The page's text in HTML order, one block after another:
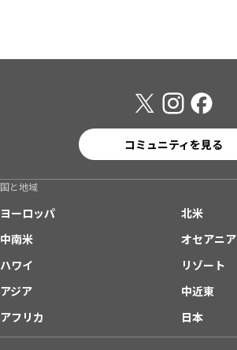
コミュニティを見る
国と地域
ヨーロッパ
北米
中南米
オセアニア
ハワイ
リゾート
アジア
中近東
アフリカ
日本